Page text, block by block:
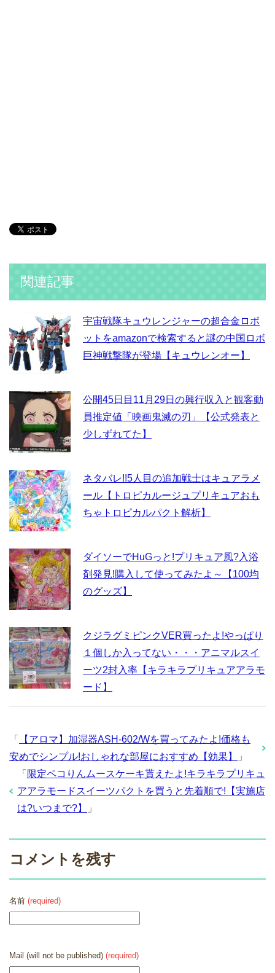
関連記事
宇宙戦隊キュウレンジャーの超合金ロボ
ットをamazonで検索すると謎の中国ロボ
巨神戦撃隊が登場【キュウレンオー】
公開45日目11月29日の興行収入と観客動
員推定値「映画鬼滅の刃」【公式発表と
少しずれてた】
ネタバレ!!5人目の追加戦士はキュアラメ
ール【トロピカルージュプリキュアおも
ちゃトロピカルパクト解析】
ダイソーでHuGっと!プリキュア風?入浴
剤発見!購入して使ってみたよ～【100均
のグッズ】
クジラグミピンクVER買ったよ!やっぱり
１個しか入ってない・・・アニマルスイ
ーツ2封入率【キラキラプリキュアアラモ
ード】
「
【アロマ】加湿器ASH-602/Wを買ってみたよ!価格も
安めでシンプル!おしゃれな部屋におすすめ【効果】
」
「 限定ペコりんムースケーキ貰えたよ!キラキラプリキュ
アアラモードスイーツパクトを買うと先着順で!【実施店
は?いつまで?】
」
コメントを残す
名前 (required)
Mail (will not be published) (required)